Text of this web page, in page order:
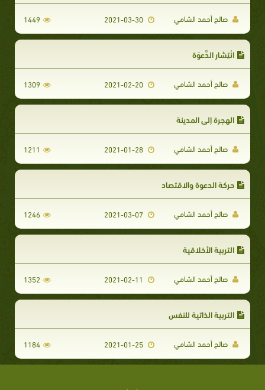
صالح أحمد الشامي 2021-03-30
1449
انْتِشار الدَّعوَة
صالح أحمد الشامي 2021-02-20
1309
​الهجرة إلى المدينة
صالح أحمد الشامي 2021-01-28
1211
حركة الدعوة والاقتصاد
صالح أحمد الشامي 1246
التربية الأخلاقية
صالح أحمد الشامي 1352
التربية الذاتية للنفس
صالح أحمد الشامي 2021-01-25
1184